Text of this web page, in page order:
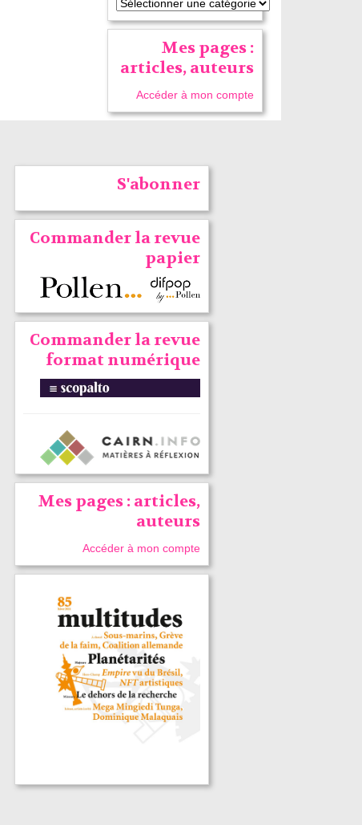
Mes pages :
articles, auteurs
Accéder à mon compte
S'abonner
Commander la revue
papier
Commander la revue
format numérique
Mes pages : articles,
auteurs
Accéder à mon compte